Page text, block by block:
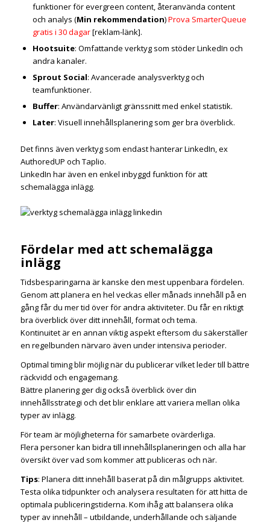
funktioner för evergreen content, återanvända content
och analys (Min rekommendation)Prova SmarterQueue
gratis i 30 dagar[reklam-länk].
Hootsuite: Omfattande verktyg som stöder LinkedIn och
andra kanaler.
Sprout Social: Avancerade analysverktyg och
teamfunktioner.
Buffer: Användarvänligt gränssnitt med enkel statistik.
Later: Visuell innehållsplanering som ger bra överblick.
Det finns även verktyg som endast hanterar LinkedIn, ex
AuthoredUP och Taplio.
LinkedIn har även en enkel inbyggd funktion för att
schemalägga inlägg.
Fördelar med att schemalägga
inlägg
Tidsbesparingarna är kanske den mest uppenbara fördelen.
Genom att planera en hel veckas eller månads innehåll på en
gång får du mer tid över för andra aktiviteter. Du får en riktigt
bra överblick över ditt innehåll, format och tema.
Kontinuitet är en annan viktig aspekt eftersom du säkerställer
en regelbunden närvaro även under intensiva perioder.
Optimal timing blir möjlig när du publicerar vilket leder till bättre
räckvidd och engagemang.
Bättre planering ger dig också överblick över din
innehållsstrategi och det blir enklare att variera mellan olika
typer av inlägg.
För team är möjligheterna för samarbete ovärderliga.
Flera personer kan bidra till innehållsplaneringen och alla har
översikt över vad som kommer att publiceras och när.
Tips: Planera ditt innehåll baserat på din målgrupps aktivitet.
Testa olika tidpunkter och analysera resultaten för att hitta de
optimala publiceringstiderna. Kom ihåg att balansera olika
typer av innehåll – utbildande, underhållande och säljande